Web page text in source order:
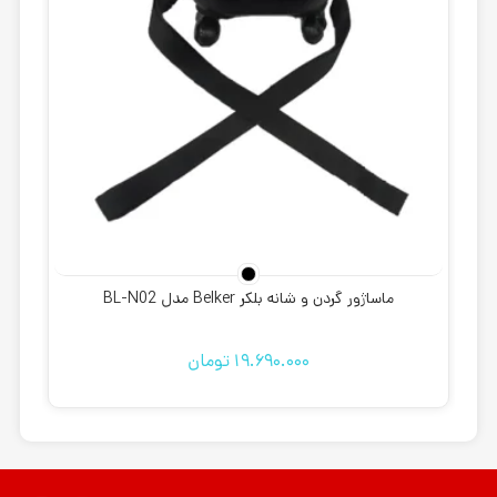
ماساژور گردن و شانه بلکر Belker مدل BL-N02
19.690.000 تومان